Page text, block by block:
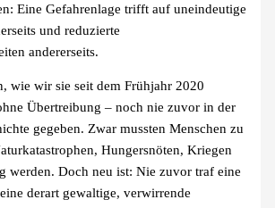
Eine Gefahrenlage trifft auf uneindeutige
und reduzierte
andererseits.
wie wir sie seit dem Frühjahr 2020
Übertreibung – noch nie zuvor in der
gegeben. Zwar mussten Menschen zu
Hungersnöten, Kriegen
werden. Doch neu ist: Nie zuvor traf eine
derart gewaltige, verwirrende